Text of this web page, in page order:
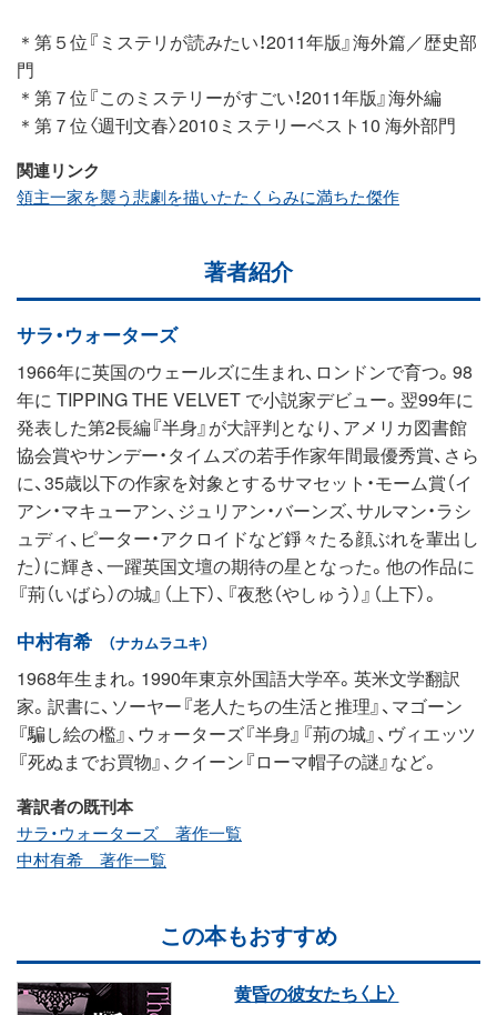
＊第５位『ミステリが読みたい！2011年版』海外篇／歴史部
門
＊第７位『このミステリーがすごい！2011年版』海外編
＊第７位〈週刊文春〉2010ミステリーベスト10 海外部門
関連リンク
領主一家を襲う悲劇を描いたたくらみに満ちた傑作
著者紹介
サラ・ウォーターズ
1966年に英国のウェールズに生まれ、ロンドンで育つ。98
年に TIPPING THE VELVET で小説家デビュー。翌99年に
発表した第2長編『半身』が大評判となり、アメリカ図書館
協会賞やサンデー・タイムズの若手作家年間最優秀賞、さら
に、35歳以下の作家を対象とするサマセット・モーム賞（イ
アン・マキューアン、ジュリアン・バーンズ、サルマン・ラシ
ュディ、ピーター・アクロイドなど錚々たる顔ぶれを輩出し
た）に輝き、一躍英国文壇の期待の星となった。他の作品に
『荊（いばら）の城』（上下）、『夜愁（やしゅう）』（上下）。
中村有希 （ナカムラユキ）
1968年生まれ。1990年東京外国語大学卒。英米文学翻訳
家。訳書に、ソーヤー『老人たちの生活と推理』、マゴーン
『騙し絵の檻』、ウォーターズ『半身』『荊の城』、ヴィエッツ
『死ぬまでお買物』、クイーン『ローマ帽子の謎』など。
著訳者の既刊本
サラ・ウォーターズ 著作一覧
中村有希 著作一覧
この本もおすすめ
黄昏の彼女たち〈上〉